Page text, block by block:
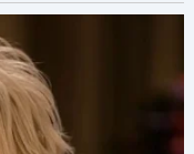
иметь немного
не было
значения. Суть
в